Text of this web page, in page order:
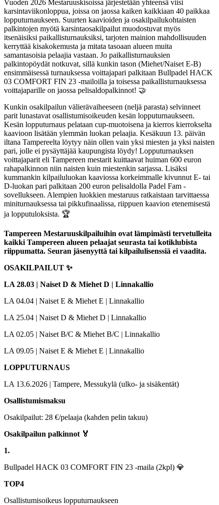
Vuoden 2026 Mestaruuskisoissa järjestetään yhteensä viisi
karsintaviikonloppua, joissa on jaossa kaiken kaikkiaan 40 paikkaa
lopputurnaukseen. Suurten kaavioiden ja osakilpailukohtaisten
palkintojen myötä karsintaosakilpailut muodostuvat myös
itsenäisiksi paikallisturnauksiksi, tarjoten mainion mahdollisuuden
kerryttää kisakokemusta ja mitata tasoaan alueen muita
samantasoisia pelaajia vastaan. Jo paikallisturnauksien
palkintopöydät notkuvat, sillä kunkin tason (Miehet/Naiset E-B)
ensimmäisessä turnauksessa voittajapari palkitaan Bullpadel HACK
03 COMFORT FIN 23 -mailoilla ja toisessa paikallisturnauksessa
voittajaparille on jaossa pelisaldopalkinnot! 🤝
Kunkin osakilpailun välierävaiheeseen (neljä parasta) selvinneet
parit lunastavat osallistumisoikeuden kesän lopputurnaukseen.
Kesän lopputurnaus pelataan cup-muotoisena ja kierros kierrokselta
kaavioon lisätään ylemmän luokan pelaajia. Kesäkuun 13. päivän
iltana Tampereelta löytyy näin ollen vain yksi miesten ja yksi naisten
pari, jolle ei pysäyttäjää kaupungista löydy! Lopputurnauksen
voittajaparit eli Tampereen mestarit kuittaavat huiman 600 euron
rahapalkinnon niin naisten kuin miestenkin sarjassa. Lisäksi
kummankin kilpailuluokan kaaviossa korkeimmalle kivunnut E- tai
D-luokan pari palkitaan 200 euron pelisaldolla Padel Fam -
sovellukseen. Alempien luokkien mestaruus ratkaistaan tarvittaessa
miniturnauksessa tai pikkufinaalissa, riippuen kaavion etenemisestä
ja lopputuloksista. 🏆
Tampereen Mestaruuskilpailuihin ovat lämpimästi tervetulleita
kaikki Tampereen alueen pelaajat seurasta tai kotiklubista
riippumatta. Seuran jäsenyyttä tai kilpailulisenssiä ei vaadita.
OSAKILPAILUT ✨
LA 28.03 | Naiset D & Miehet D | Linnakallio
LA 04.04 | Naiset E & Miehet E | Linnakallio
LA 25.04 | Naiset D & Miehet D | Linnakallio
LA 02.05 | Naiset B/C & Miehet B/C | Linnakallio
LA 09.05 | Naiset E & Miehet E | Linnakallio
LOPPUTURNAUS
LA 13.6.2026 | Tampere, Messukylä (ulko- ja sisäkentät)
Osallistumismaksu
Osakilpailut: 28 €/pelaaja (kahden pelin takuu)
Osakilpailun palkinnot 🏅
1.
Bullpadel HACK 03 COMFORT FIN 23 -maila (2kpl) 💎
TOP4
Osallistumisoikeus lopputurnaukseen